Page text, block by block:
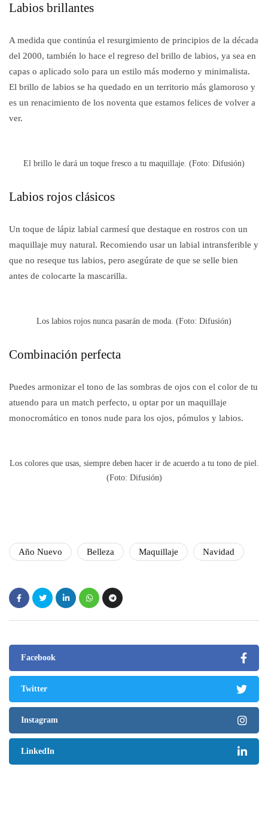
Labios brillantes
A medida que continúa el resurgimiento de principios de la década
del 2000, también lo hace el regreso del brillo de labios, ya sea en
capas o aplicado solo para un estilo más moderno y minimalista.
El brillo de labios se ha quedado en un territorio más glamoroso y
es un renacimiento de los noventa que estamos felices de volver a
ver.
El brillo le dará un toque fresco a tu maquillaje. (Foto: Difusión)
Labios rojos clásicos
Un toque de lápiz labial carmesí que destaque en rostros con un
maquillaje muy natural. Recomiendo usar un labial intransferible y
que no reseque tus labios, pero asegúrate de que se selle bien
antes de colocarte la mascarilla.
Los labios rojos nunca pasarán de moda. (Foto: Difusión)
Combinación perfecta
Puedes armonizar el tono de las sombras de ojos con el color de tu
atuendo para un match perfecto, u optar por un maquillaje
monocromático en tonos nude para los ojos, pómulos y labios.
Los colores que usas, siempre deben hacer ir de acuerdo a tu tono de piel.
(Foto: Difusión)
Año Nuevo Belleza Maquillaje Navidad
Facebook
Twitter
Instagram
LinkedIn